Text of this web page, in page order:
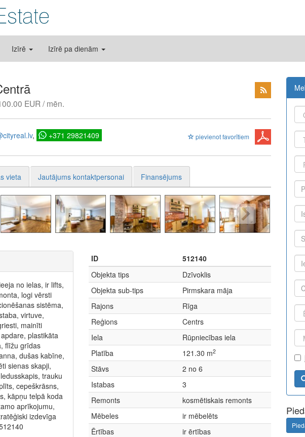
Izīrē Izīrē pa dienām
EUR / mēn.
pievienot favorītiem
+371 29821409
vieta Jautājums kontaktpersonai Finansējums
no ielas, ir lifts,
logi vērsti
sistēma,
virtuve,
mainīti
plastikāta
flīžu grīdas
dušas kabīne,
sienas skapji,
trauku
cepeškrāsns,
kāpņu telpā koda
aprīkojumu,
izdevīga
ID
512140
Objekta tips
Dzīvoklis
Objekta sub-tips
Pirmskara māja
Rajons
Rīga
Reģions
Centrs
Iela
Rūpniecības iela
Platība
121.30 m2
Stāvs
2 no 6
Istabas
3
Remonts
kosmētiskais remonts
Mēbeles
ir mēbelēts
Ērtības
ir ērtības